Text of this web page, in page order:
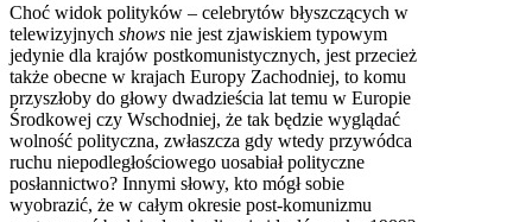
Choć widok polityków – celebrytów błyszczących w
telewizyjnych shows nie jest zjawiskiem typowym
jedynie dla krajów postkomunistycznych, jest przecież
także obecne w krajach Europy Zachodniej, to komu
przyszłoby do głowy dwadzieścia lat temu w Europie
Środkowej czy Wschodniej, że tak będzie wyglądać
wolność polityczna, zwłaszcza gdy wtedy przywódca
ruchu niepodległościowego uosabiał polityczne
posłannictwo? Innymi słowy, kto mógł sobie
wyobrazić, że w całym okresie post-komunizmu